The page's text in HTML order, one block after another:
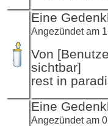
Eine
Angezündet am
Von
sichtbar]
rest in
Eine
Angezündet am